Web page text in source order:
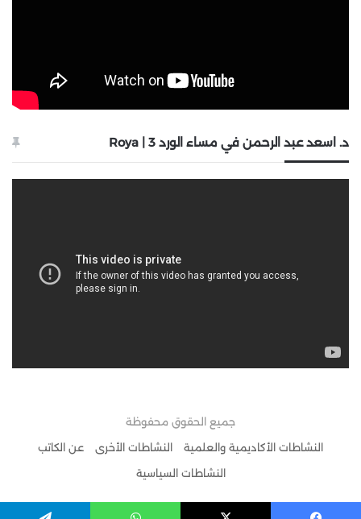
د. اسعد عبد الرحمن في مساء الورد 3 | Roya
جميع الحقوق محفوظة
النشاطات الأكاديمية والعلمية
النشاطات الأخرى
عن الكاتب
النشاطات السياسية